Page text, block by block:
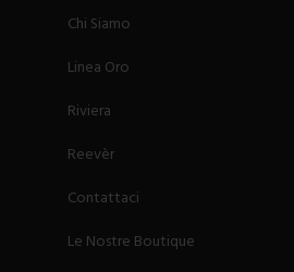
Chi Siamo
Linea Oro
Riviera
Reevèr
Contattaci
Le Nostre Boutique